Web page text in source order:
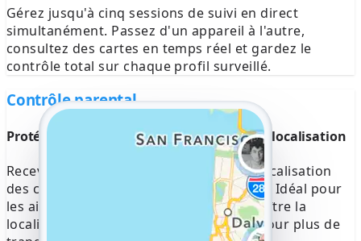
Gérez jusqu'à cinq sessions de suivi en direct
simultanément. Passez d'un appareil à l'autre,
consultez des cartes en temps réel et gardez le
contrôle total sur chaque profil surveillé.
Contrôle parental
Protégez vos proches grâce aux alertes de localisation
Recevez des mises à jour rapides de la localisation
des contacts que vous avez sélectionnés. Idéal pour
les aidants, ce système permet de connaître la
localisation de chacun à tout moment, pour plus de